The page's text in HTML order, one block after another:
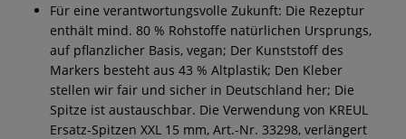
Für eine verantwortungsvolle Zukunft: Die Rezeptur
enthält mind. 80 % Rohstoffe natürlichen Ursprungs,
auf pflanzlicher Basis, vegan; Der Kunststoff des
Markers besteht aus 43 % Altplastik; Den Kleber
stellen wir fair und sicher in Deutschland her; Die
Spitze ist austauschbar. Die Verwendung von KREUL
Ersatz-Spitzen XXL 15 mm, Art.-Nr. 33298, verlängert